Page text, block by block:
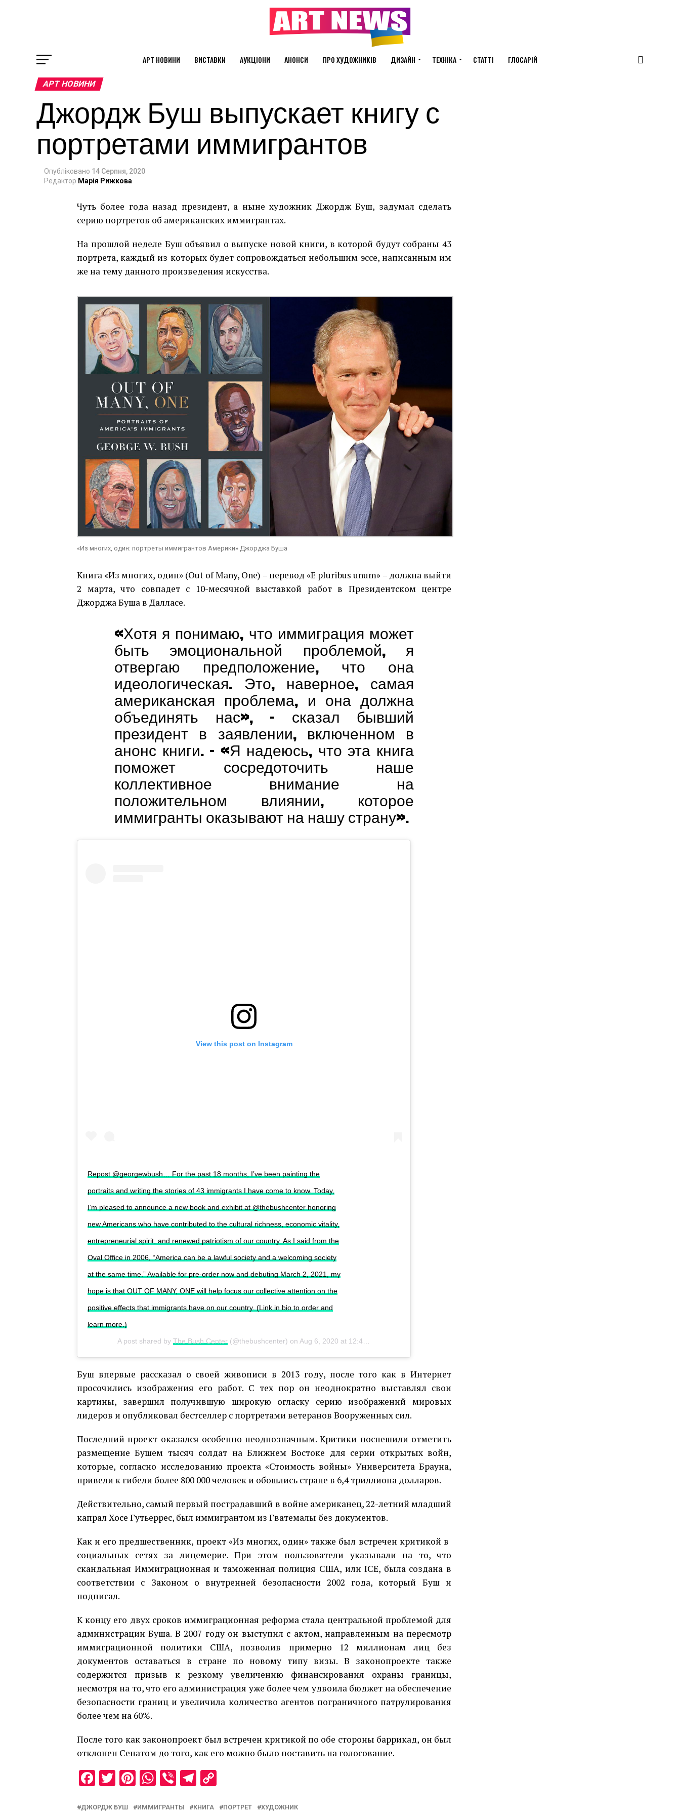
АРТ НОВИНИ ВИСТАВКИ АУКЦІОНИ АНОНСИ ПРО ХУДОЖНИКІВ ДИЗАЙН ТЕХНІКА СТАТТІ ГЛОСАРІЙ
АРТ НОВИНИ
Джордж Буш выпускает книгу с
портретами иммигрантов
Опубліковано 14 Серпня, 2020
Редактор Марія Рижкова
Чуть более года назад президент, а ныне художник Джордж Буш, задумал сделать
серию портретов об американских иммигрантах.
На прошлой неделе Буш объявил о выпуске новой книги, в которой будут собраны 43
портрета, каждый из которых будет сопровождаться небольшим эссе, написанным им
же на тему данного произведения искусства.
«Из многих, один: портреты иммигрантов Америки» Джорджа Буша
Книга «Из многих, один» (Out of Many, One) – перевод «E pluribus unum» – должна выйти
2 марта, что совпадет с 10-месячной выставкой работ в Президентском центре
Джорджа Буша в Далласе.
«Хотя я понимаю, что иммиграция может
быть эмоциональной проблемой, я
отвергаю предположение, что она
идеологическая. Это, наверное, самая
американская проблема, и она должна
объединять нас», – сказал бывший
президент в заявлении, включенном в
анонс книги. – «Я надеюсь, что эта книга
поможет сосредоточить наше
коллективное внимание на
положительном влиянии, которое
иммигранты оказывают на нашу страну».
View this post on Instagram
Repost @georgewbush… For the past 18 months, I’ve been painting the
portraits and writing the stories of 43 immigrants I have come to know. Today,
I’m pleased to announce a new book and exhibit at @thebushcenter honoring
new Americans who have contributed to the cultural richness, economic vitality,
entrepreneurial spirit, and renewed patriotism of our country. As I said from the
Oval Office in 2006, “America can be a lawful society and a welcoming society
at the same time.” Available for pre-order now and debuting March 2, 2021, my
hope is that OUT OF MANY, ONE will help focus our collective attention on the
positive effects that immigrants have on our country. (Link in bio to order and
learn more.)
A post shared by The Bush Center(@thebushcenter) on Aug 6, 2020 at 12:43pm PDT
Буш впервые рассказал о своей живописи в 2013 году, после того как в Интернет
просочились изображения его работ. С тех пор он неоднократно выставлял свои
картины, завершил получившую широкую огласку серию изображений мировых
лидеров и опубликовал бестселлер с портретами ветеранов Вооруженных сил.
Последний проект оказался особенно неоднозначным. Критики поспешили отметить
размещение Бушем тысяч солдат на Ближнем Востоке для серии открытых войн,
которые, согласно исследованию проекта «Стоимость войны» Университета Брауна,
привели к гибели более 800 000 человек и обошлись стране в 6,4 триллиона долларов.
Действительно, самый первый пострадавший в войне американец, 22-летний младший
капрал Хосе Гутьеррес, был иммигрантом из Гватемалы без документов.
Как и его предшественник, проект «Из многих, один» также был встречен критикой в ​​
социальных сетях за лицемерие. При этом пользователи указывали на то, что
скандальная Иммиграционная и таможенная полиция США, или ICE, была создана в
соответствии с Законом о внутренней безопасности 2002 года, который Буш и
подписал.
К концу его двух сроков иммиграционная реформа стала центральной проблемой для
администрации Буша. В 2007 году он выступил с актом, направленным на пересмотр
иммиграционной политики США, позволив примерно 12 миллионам лиц без
документов оставаться в стране по новому типу визы. В законопроекте также
содержится призыв к резкому увеличению финансирования охраны границы,
несмотря на то, что его администрация уже более чем удвоила бюджет на обеспечение
безопасности границ и увеличила количество агентов пограничного патрулирования
более чем на 60%.
После того как законопроект был встречен критикой по обе стороны баррикад, он был
отклонен Сенатом до того, как его можно было поставить на голосование.
Facebook
Twitter
Pinterest
WhatsApp
ViberTelegram
ДЖОРДЖ БУШ ИММИГРАНТЫ КНИГА ПОРТРЕТ ХУДОЖНИК